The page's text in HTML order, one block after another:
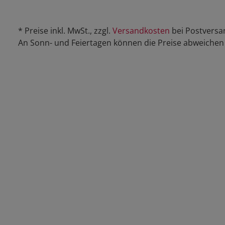
* Preise inkl. MwSt., zzgl. Versandkosten bei
An Sonn- und Feiertagen können die Preise abweichen